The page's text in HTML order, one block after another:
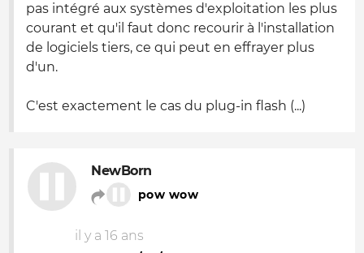
pas intégré aux systèmes d'exploitation les plus
courant et qu'il faut donc recourir à l'installation
de logiciels tiers, ce qui peut en effrayer plus
d'un.
C'est exactement le cas du plug-in flash (...)
NewBorn
pow wow
il y a 16 ans